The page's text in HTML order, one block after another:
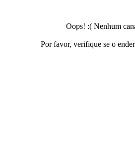
Oops! :( Nenhum
Por favor, verifique se o